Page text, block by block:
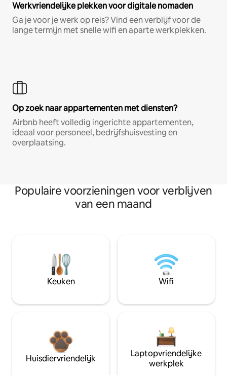
Werkvriendelijke plekken voor digitale nomaden
Ga je voor je werk op reis? Vind een verblijf voor de
lange termijn met snelle wifi en aparte werkplekken.
Op zoek naar appartementen met diensten?
Airbnb heeft volledig ingerichte appartementen,
ideaal voor personeel, bedrijfshuisvesting en
overplaatsing.
Populaire voorzieningen voor verblijven
van een maand
Keuken Wifi
Huisdiervriendelijk
Laptopvriendelijke
werkplek